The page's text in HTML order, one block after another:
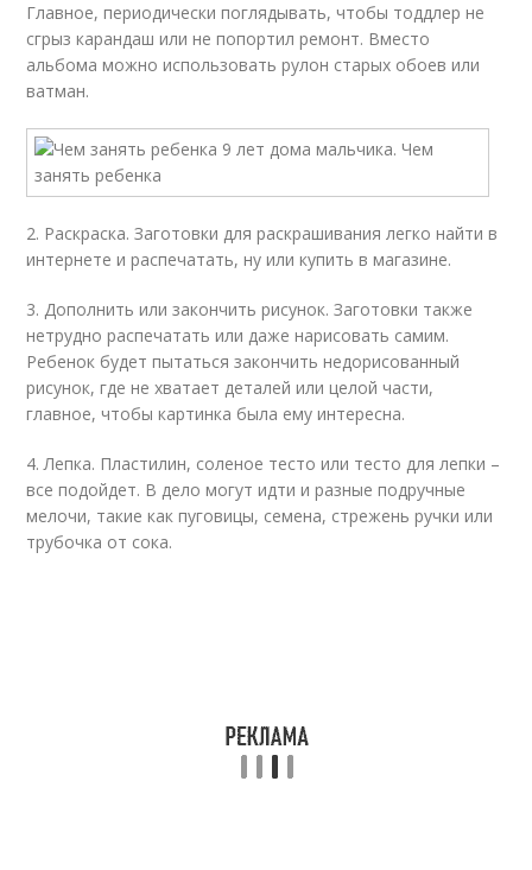
Главное, периодически поглядывать, чтобы тоддлер не
сгрыз карандаш или не попортил ремонт. Вместо
альбома можно использовать рулон старых обоев или
ватман.
2. Раскраска. Заготовки для раскрашивания легко найти в
интернете и распечатать, ну или купить в магазине.
3. Дополнить или закончить рисунок. Заготовки также
нетрудно распечатать или даже нарисовать самим.
Ребенок будет пытаться закончить недорисованный
рисунок, где не хватает деталей или целой части,
главное, чтобы картинка была ему интересна.
4. Лепка. Пластилин, соленое тесто или тесто для лепки –
все подойдет. В дело могут идти и разные подручные
мелочи, такие как пуговицы, семена, стрежень ручки или
трубочка от сока.